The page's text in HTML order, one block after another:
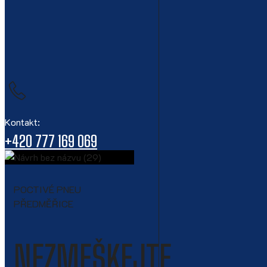
Kontakt:
+420 777 169 069
POCTIVÉ PNEU
PŘEDMĚŘICE
NEZMEŠKEJTE